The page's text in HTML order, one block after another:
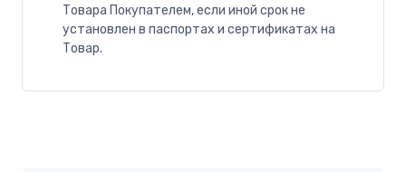
Товара Покупателем, если иной срок не
установлен в паспортах и сертификатах на
Товар.